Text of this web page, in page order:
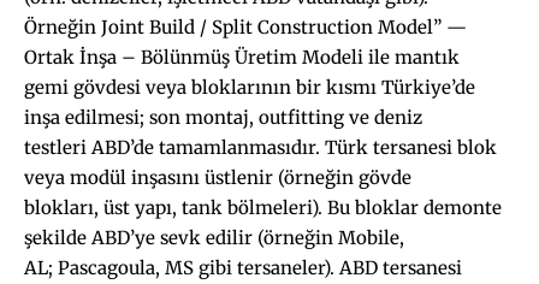
Örneğin Joint Build / Split Construction Model” —
Ortak İnşa – Bölünmüş Üretim Modeli ile mantık
gemi gövdesi veya bloklarının bir kısmı Türkiye’de
inşa edilmesi; son montaj, outfitting ve deniz
testleri ABD’de tamamlanmasıdır. Türk tersanesi blok
veya modül inşasını üstlenir (örneğin gövde
blokları, üst yapı, tank bölmeleri). Bu bloklar demonte
şekilde ABD’ye sevk edilir (örneğin Mobile,
AL; Pascagoula, MS gibi tersaneler). ABD tersanesi